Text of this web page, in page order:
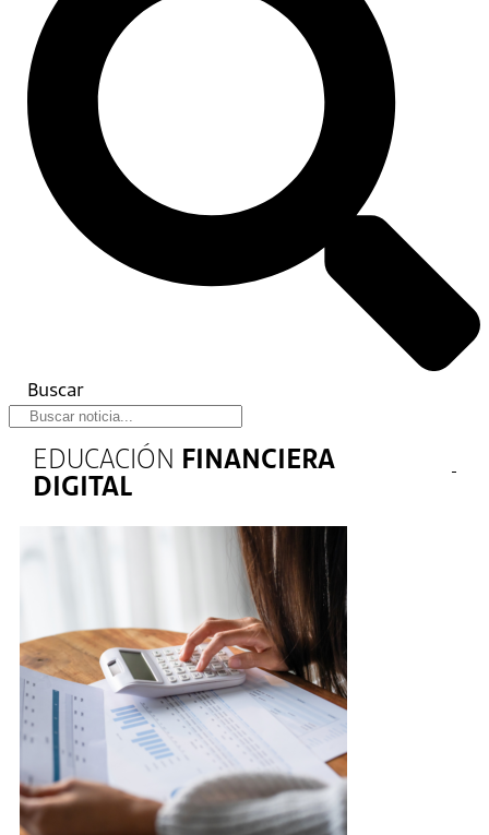
Buscar
EDUCACIÓN FINANCIERA
DIGITAL